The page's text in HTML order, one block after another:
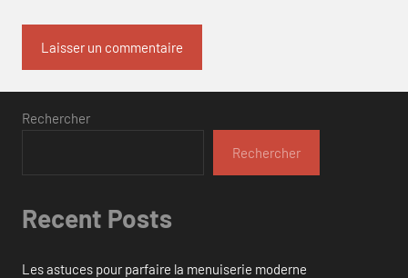
Rechercher
Rechercher
Recent Posts
Les astuces pour parfaire la menuiserie moderne